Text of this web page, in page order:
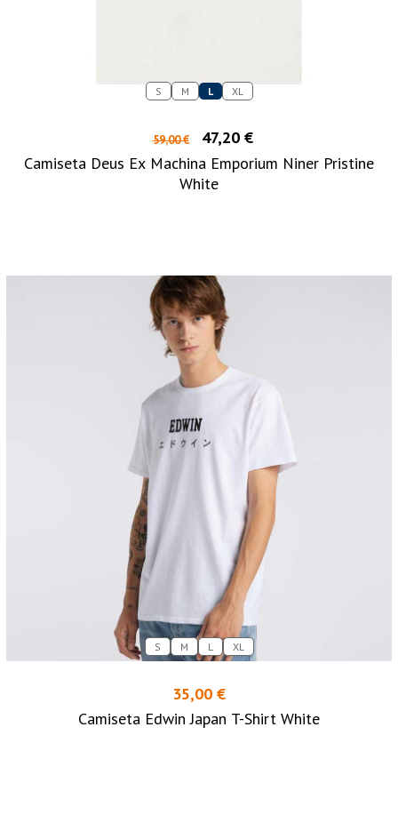
S M L XL
59,00 €
47,20 €
Camiseta Deus Ex Machina Emporium Niner Pristine
White
S M L XL
35,00 €
Camiseta Edwin Japan T-Shirt White